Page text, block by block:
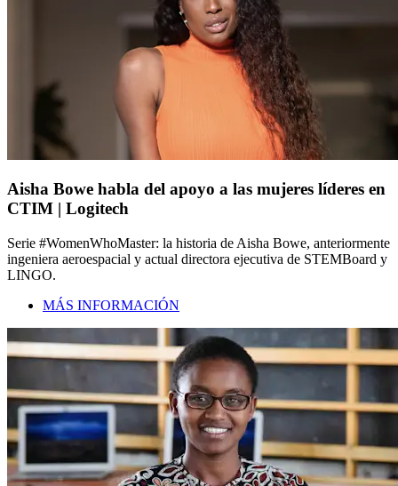
Aisha Bowe habla del apoyo a las mujeres líderes en
CTIM | Logitech
Serie #WomenWhoMaster: la historia de Aisha Bowe, anteriormente
ingeniera aeroespacial y actual directora ejecutiva de STEMBoard y
LINGO.
MÁS INFORMACIÓN